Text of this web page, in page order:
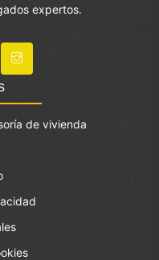
expertos.
de vivienda